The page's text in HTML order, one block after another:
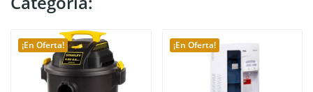
¡En Oferta! ¡En Oferta!